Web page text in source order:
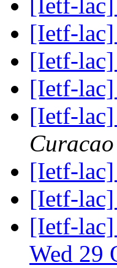
[Ietf-
[Ietf-
[Ietf-
[Ietf-
[Ietf-
Curacao
[Ietf-
[Ietf-
[Ietf-
Wed 29